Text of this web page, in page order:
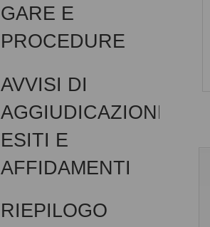
GARE E
PROCEDURE
AVVISI DI
AGGIUDICAZIONE,
ESITI E
AFFIDAMENTI
RIEPILOGO